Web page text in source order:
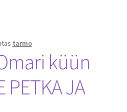
tarmo
küün
PETKA JA